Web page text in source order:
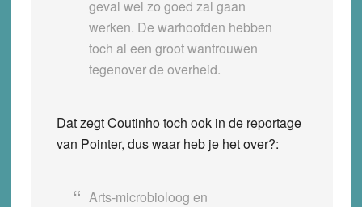
geval wel zo goed zal gaan
werken. De warhoofden hebben
toch al een groot wantrouwen
tegenover de overheid.
Dat zegt Coutinho toch ook in de reportage
van Pointer, dus waar heb je het over?:
Arts-microbioloog en